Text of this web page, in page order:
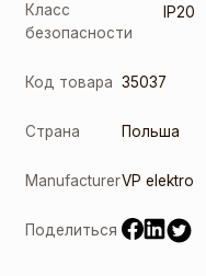
Класс
безопасности
IP20
Код товара 35037
Страна Польша
ManufacturerVP elektro
Поделиться